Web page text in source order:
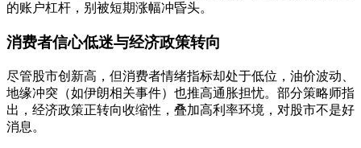
的账户杠杆，别被短期涨幅冲昏头。
消费者信心低迷与经济政策转向
尽管股市创新高，但消费者情绪指标却处于低位，油价波动、
地缘冲突（如伊朗相关事件）也推高通胀担忧。部分策略师指
出，经济政策正转向收缩性，叠加高利率环境，对股市不是好
消息。